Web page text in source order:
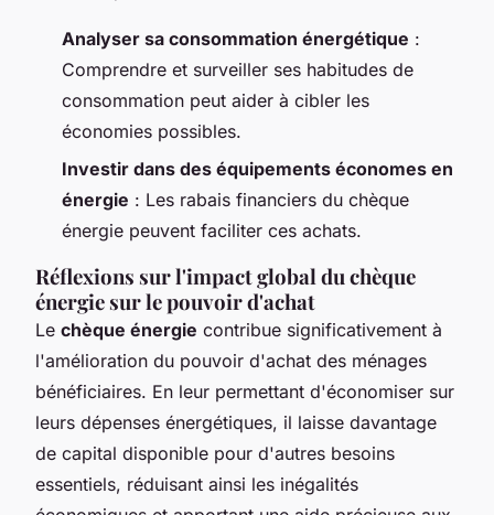
Analyser sa consommation énergétique :
Comprendre et surveiller ses habitudes de
consommation peut aider à cibler les
économies possibles.
Investir dans des équipements économes en
énergie : Les rabais financiers du chèque
énergie peuvent faciliter ces achats.
Réflexions sur l'impact global du chèque
énergie sur le pouvoir d'achat
Le chèque énergie contribue significativement à
l'amélioration du pouvoir d'achat des ménages
bénéficiaires. En leur permettant d'économiser sur
leurs dépenses énergétiques, il laisse davantage
de capital disponible pour d'autres besoins
essentiels, réduisant ainsi les inégalités